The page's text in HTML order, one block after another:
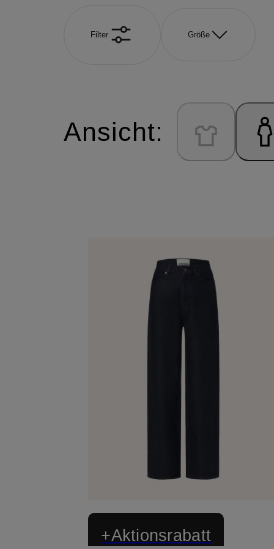
Filter Größe
Ansicht:
+Aktionsrabatt